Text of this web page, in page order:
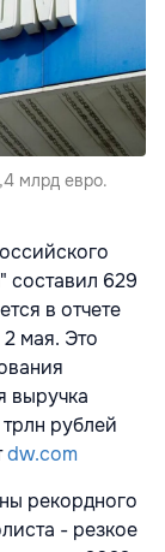
млрд евро.
составил 629
в отчете
мая. Это
выручка
рублей
dw.com
рекордного
- резкое